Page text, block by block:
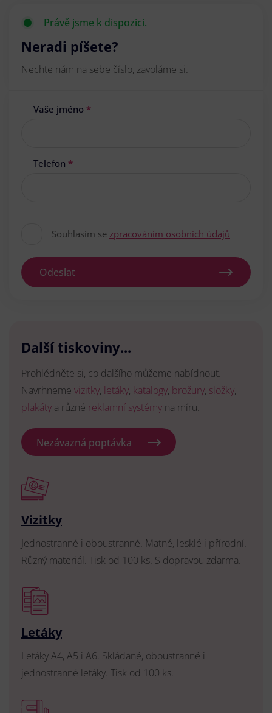
Právě jsme k dispozici.
Neradi píšete?
Nechte nám na sebe číslo, zavoláme si.
Vaše jméno *
Telefon *
Souhlasím se zpracováním osobních údajů
Odeslat
Další tiskoviny...
Prohlédněte si, co dalšího můžeme nabídnout.
Navrhneme vizitky, letáky, katalogy, brožury, složky,
plakáty a různé reklamní systémy na míru.
Nezávazná poptávka
Vizitky
Jednostranné i oboustranné. Matné, lesklé i přírodní.
Různý materiál. Tisk od 100 ks. S dopravou zdarma.
Letáky
Letáky A4, A5 i A6. Skládané, oboustranné i
jednostranné letáky. Tisk od 100 ks.